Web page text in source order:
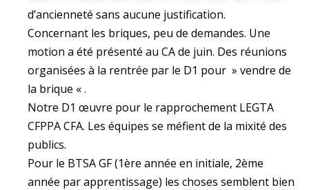
d’ancienneté sans aucune justification.
Concernant les briques, peu de demandes. Une
motion a été présenté au CA de juin. Des réunions
organisées à la rentrée par le D1 pour » vendre de
la brique « .
Notre D1 œuvre pour le rapprochement LEGTA
CFPPA CFA. Les équipes se méfient de la mixité des
publics.
Pour le BTSA GF (1ère année en initiale, 2ème
année par apprentissage) les choses semblent bien